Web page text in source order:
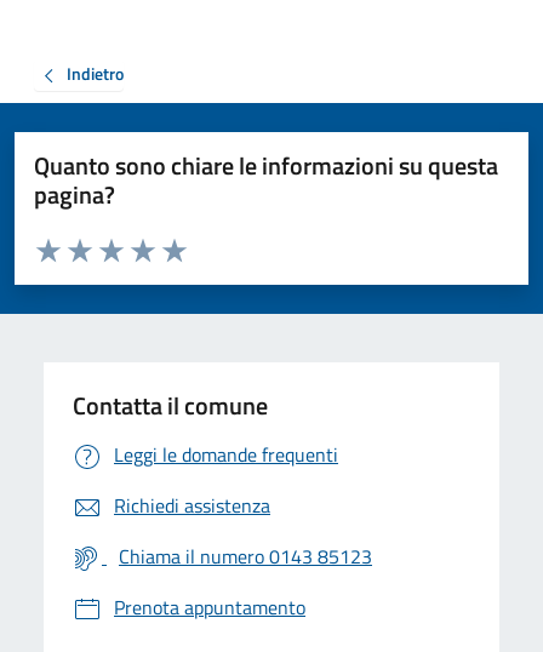
Indietro
Quanto sono chiare le informazioni su questa
pagina?
Valuta da 1 a 5 stelle la pagina
Valuta 5 stelle su 5
Valuta 4 stelle su 5
Valuta 3 stelle su 5
Valuta 2 stelle su 5
Valuta 1 stelle su 5
Contatta il comune
Leggi le domande frequenti
Richiedi assistenza
Chiama il numero 0143 85123
Prenota appuntamento